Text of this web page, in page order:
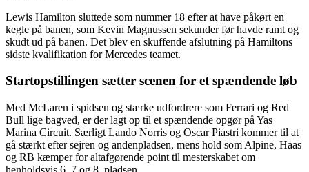
Lewis Hamilton sluttede som nummer 18 efter at have påkørt en
kegle på banen, som Kevin Magnussen sekunder før havde ramt og
skudt ud på banen. Det blev en skuffende afslutning på Hamiltons
sidste kvalifikation for Mercedes teamet.
Startopstillingen sætter scenen for et spændende løb
Med McLaren i spidsen og stærke udfordrere som Ferrari og Red
Bull lige bagved, er der lagt op til et spændende opgør på Yas
Marina Circuit. Særligt Lando Norris og Oscar Piastri kommer til at
gå stærkt efter sejren og andenpladsen, mens hold som Alpine, Haas
og RB kæmper for altafgørende point til mesterskabet om
henholdsvis 6, 7 og 8. pladsen.